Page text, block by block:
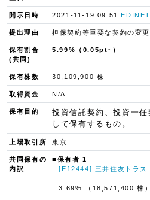
開示日時 2021-11-19 09:51
提出理由 担保契約等重要な契約の変更
保有割合
(共同)
5.99%（0.05pt↑）
保有株数 30,109,900 株
取得資金 N/A
保有目的
投資信託契約、投資一
して保有するもの。
上場取引所 東京
共同保有の
内訳
■保有者 1
[E12444] 三井住友トラス
3.69% （18,571,400 株）